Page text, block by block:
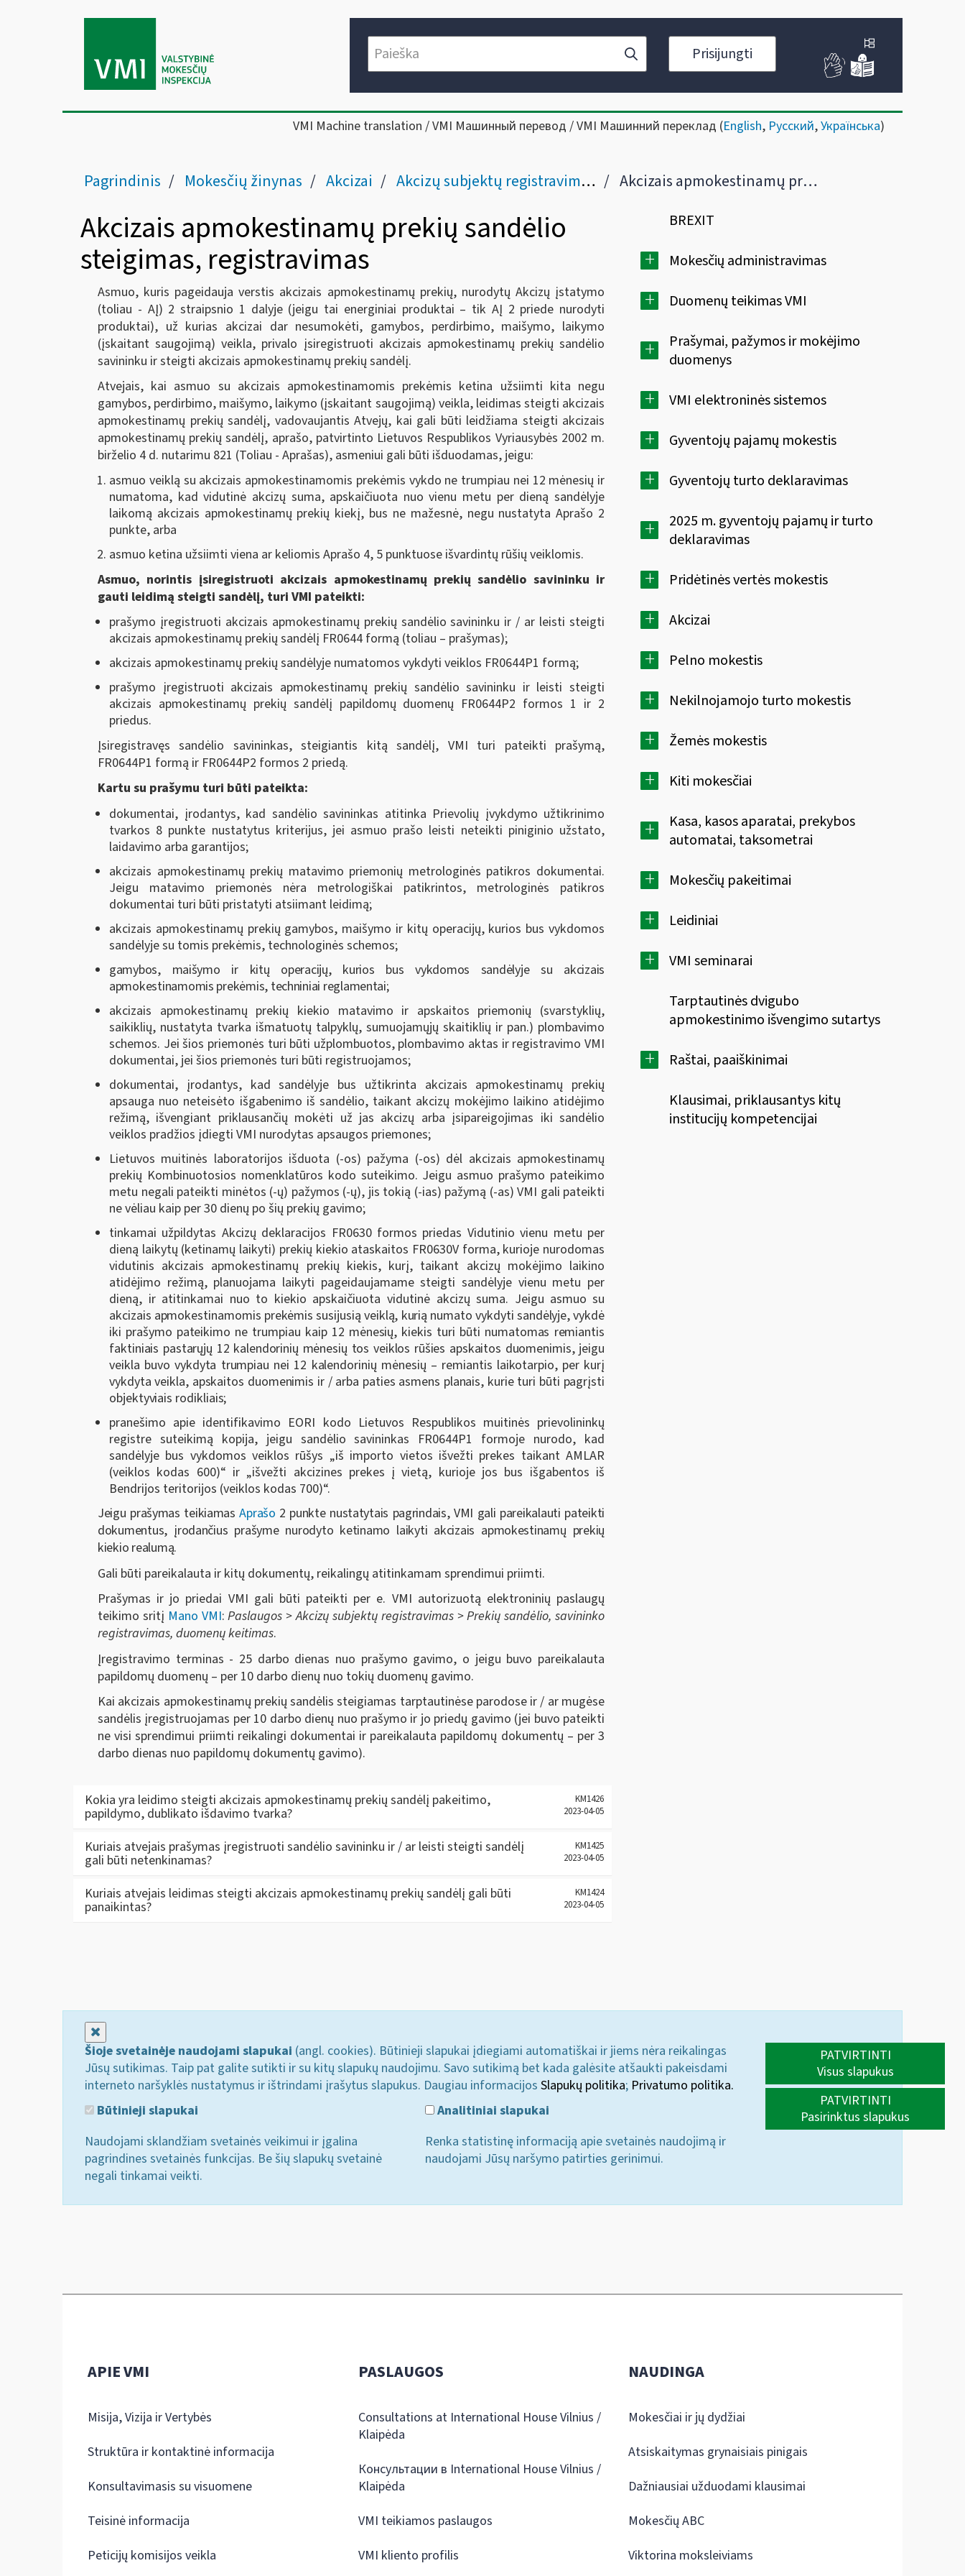
Prisijungti
VMI Machine translation / VMI Машинный перевод / VMI Машинний переклад (English, Русский,Українська)
Pagrindinis Mokesčių žinynas Akcizai Akcizų subjektų registravimas (Taikomas AMLAR) Akcizais apmokestinamų prekių sandėlio steigimas, registravimas
BREXIT
+ Mokesčių administravimas
+ Duomenų teikimas VMI
+
Prašymai, pažymos ir mokėjimo
duomenys
+ VMI elektroninės sistemos
+ Gyventojų pajamų mokestis
+ Gyventojų turto deklaravimas
+
2025 m. gyventojų pajamų ir turto
deklaravimas
+ Pridėtinės vertės mokestis
+ Akcizai
+ Pelno mokestis
+ Nekilnojamojo turto mokestis
+ Žemės mokestis
+ Kiti mokesčiai
+
Kasa, kasos aparatai, prekybos
automatai, taksometrai
+ Mokesčių pakeitimai
+ Leidiniai
+
VMI seminarai
Tarptautinės dvigubo
apmokestinimo išvengimo sutartys
+
Raštai, paaiškinimai
Klausimai, priklausantys kitų
institucijų kompetencijai
Akcizais apmokestinamų prekių sandėlio
steigimas, registravimas
Asmuo, kuris pageidauja verstis akcizais apmokestinamų prekių, nurodytų Akcizų įstatymo
(toliau - AĮ) 2 straipsnio 1 dalyje (jeigu tai energiniai produktai – tik AĮ 2 priede nurodyti
produktai), už kurias akcizai dar nesumokėti, gamybos, perdirbimo, maišymo, laikymo
(įskaitant saugojimą) veikla, privalo įsiregistruoti akcizais apmokestinamų prekių sandėlio
savininku ir steigti akcizais apmokestinamų prekių sandėlį.
Atvejais, kai asmuo su akcizais apmokestinamomis prekėmis ketina užsiimti kita negu
gamybos, perdirbimo, maišymo, laikymo (įskaitant saugojimą) veikla, leidimas steigti akcizais
apmokestinamų prekių sandėlį, vadovaujantis Atvejų, kai gali būti leidžiama steigti akcizais
apmokestinamų prekių sandėlį, aprašo, patvirtinto Lietuvos Respublikos Vyriausybės 2002 m.
birželio 4 d. nutarimu 821 (Toliau - Aprašas), asmeniui gali būti išduodamas, jeigu:
asmuo veiklą su akcizais apmokestinamomis prekėmis vykdo ne trumpiau nei 12 mėnesių ir
numatoma, kad vidutinė akcizų suma, apskaičiuota nuo vienu metu per dieną sandėlyje
laikomą akcizais apmokestinamų prekių kiekį, bus ne mažesnė, negu nustatyta Aprašo 2
punkte, arba
asmuo ketina užsiimti viena ar keliomis Aprašo 4, 5 punktuose išvardintų rūšių veiklomis.
Asmuo, norintis įsiregistruoti akcizais apmokestinamų prekių sandėlio savininku ir
gauti leidimą steigti sandėlį, turi VMI pateikti:
prašymo įregistruoti akcizais apmokestinamų prekių sandėlio savininku ir / ar leisti steigti
akcizais apmokestinamų prekių sandėlį FR0644 formą (toliau – prašymas);
akcizais apmokestinamų prekių sandėlyje numatomos vykdyti veiklos FR0644P1 formą;
prašymo įregistruoti akcizais apmokestinamų prekių sandėlio savininku ir leisti steigti
akcizais apmokestinamų prekių sandėlį papildomų duomenų FR0644P2 formos 1 ir 2
priedus.
Įsiregistravęs sandėlio savininkas, steigiantis kitą sandėlį, VMI turi pateikti prašymą,
FR0644P1 formą ir FR0644P2 formos 2 priedą.
Kartu su prašymu turi būti pateikta:
dokumentai, įrodantys, kad sandėlio savininkas atitinka Prievolių įvykdymo užtikrinimo
tvarkos 8 punkte nustatytus kriterijus, jei asmuo prašo leisti neteikti piniginio užstato,
laidavimo arba garantijos;
akcizais apmokestinamų prekių matavimo priemonių metrologinės patikros dokumentai.
Jeigu matavimo priemonės nėra metrologiškai patikrintos, metrologinės patikros
dokumentai turi būti pristatyti atsiimant leidimą;
akcizais apmokestinamų prekių gamybos, maišymo ir kitų operacijų, kurios bus vykdomos
sandėlyje su tomis prekėmis, technologinės schemos;
gamybos, maišymo ir kitų operacijų, kurios bus vykdomos sandėlyje su akcizais
apmokestinamomis prekėmis, techniniai reglamentai;
akcizais apmokestinamų prekių kiekio matavimo ir apskaitos priemonių (svarstyklių,
saikiklių, nustatyta tvarka išmatuotų talpyklų, sumuojamųjų skaitiklių ir pan.) plombavimo
schemos. Jei šios priemonės turi būti užplombuotos, plombavimo aktas ir registravimo VMI
dokumentai, jei šios priemonės turi būti registruojamos;
dokumentai, įrodantys, kad sandėlyje bus užtikrinta akcizais apmokestinamų prekių
apsauga nuo neteisėto išgabenimo iš sandėlio, taikant akcizų mokėjimo laikino atidėjimo
režimą, išvengiant priklausančių mokėti už jas akcizų arba įsipareigojimas iki sandėlio
veiklos pradžios įdiegti VMI nurodytas apsaugos priemones;
Lietuvos muitinės laboratorijos išduota (-os) pažyma (-os) dėl akcizais apmokestinamų
prekių Kombinuotosios nomenklatūros kodo suteikimo. Jeigu asmuo prašymo pateikimo
metu negali pateikti minėtos (-ų) pažymos (-ų), jis tokią (-ias) pažymą (-as) VMI gali pateikti
ne vėliau kaip per 30 dienų po šių prekių gavimo;
tinkamai užpildytas Akcizų deklaracijos FR0630 formos priedas Vidutinio vienu metu per
dieną laikytų (ketinamų laikyti) prekių kiekio ataskaitos FR0630V forma, kurioje nurodomas
vidutinis akcizais apmokestinamų prekių kiekis, kurį, taikant akcizų mokėjimo laikino
atidėjimo režimą, planuojama laikyti pageidaujamame steigti sandėlyje vienu metu per
dieną, ir atitinkamai nuo to kiekio apskaičiuota vidutinė akcizų suma. Jeigu asmuo su
akcizais apmokestinamomis prekėmis susijusią veiklą, kurią numato vykdyti sandėlyje, vykdė
iki prašymo pateikimo ne trumpiau kaip 12 mėnesių, kiekis turi būti numatomas remiantis
faktiniais pastarųjų 12 kalendorinių mėnesių tos veiklos rūšies apskaitos duomenimis, jeigu
veikla buvo vykdyta trumpiau nei 12 kalendorinių mėnesių – remiantis laikotarpio, per kurį
vykdyta veikla, apskaitos duomenimis ir / arba paties asmens planais, kurie turi būti pagrįsti
objektyviais rodikliais;
pranešimo apie identifikavimo EORI kodo Lietuvos Respublikos muitinės prievolininkų
registre suteikimą kopija, jeigu sandėlio savininkas FR0644P1 formoje nurodo, kad
sandėlyje bus vykdomos veiklos rūšys „iš importo vietos išvežti prekes taikant AMLAR
(veiklos kodas 600)“ ir „išvežti akcizines prekes į vietą, kurioje jos bus išgabentos iš
Bendrijos teritorijos (veiklos kodas 700)“.
Jeigu prašymas teikiamasAprašo 2 punkte nustatytais pagrindais, VMI gali pareikalauti pateikti
dokumentus, įrodančius prašyme nurodyto ketinamo laikyti akcizais apmokestinamų prekių
kiekio realumą.
Gali būti pareikalauta ir kitų dokumentų, reikalingų atitinkamam sprendimui priimti.
Prašymas ir jo priedai VMI gali būti pateikti per e. VMI autorizuotą elektroninių paslaugų
teikimo sritį Mano VMI:Paslaugos > Akcizų subjektų registravimas > Prekių sandėlio, savininko
registravimas, duomenų keitimas.
Įregistravimo terminas - 25 darbo dienas nuo prašymo gavimo, o jeigu buvo pareikalauta
papildomų duomenų – per 10 darbo dienų nuo tokių duomenų gavimo.
Kai akcizais apmokestinamų prekiųsandėlis steigiamas tarptautinėse parodose ir / ar mugėse
sandėlis įregistruojamas per 10 darbo dienų nuo prašymo ir jo priedų gavimo (jei buvo pateikti
ne visi sprendimui priimti reikalingi dokumentai ir pareikalauta papildomų dokumentų – per 3
darbo dienas nuo papildomų dokumentų gavimo).
Kokia yra leidimo steigti akcizais apmokestinamų prekių sandėlį pakeitimo,
papildymo, dublikato išdavimo tvarka?
KM1426
2023-04-05
Kuriais atvejais prašymas įregistruoti sandėlio savininku ir / ar leisti steigti sandėlį
gali būti netenkinamas?
KM1425
2023-04-05
Kuriais atvejais leidimas steigti akcizais apmokestinamų prekių sandėlį gali būti
panaikintas?
KM1424
2023-04-05
Šioje svetainėje naudojami slapukai (angl. cookies). Būtinieji slapukai įdiegiami automatiškai ir jiems nėra reikalingas
Jūsų sutikimas. Taip pat galite sutikti ir su kitų slapukų naudojimu. Savo sutikimą bet kada galėsite atšaukti pakeisdami
interneto naršyklės nustatymus ir ištrindami įrašytus slapukus. Daugiau informacijos Slapukų politika; Privatumo politika.
Būtinieji slapukai
Naudojami sklandžiam svetainės veikimui ir įgalina
pagrindines svetainės funkcijas. Be šių slapukų svetainė
negali tinkamai veikti.
Analitiniai slapukai
Renka statistinę informaciją apie svetainės naudojimą ir
naudojami Jūsų naršymo patirties gerinimui.
PATVIRTINTI
Visus slapukus
PATVIRTINTI
Pasirinktus slapukus
APIE VMI
Misija, Vizija ir Vertybės
Struktūra ir kontaktinė informacija
Konsultavimasis su visuomene
Teisinė informacija
Peticijų komisijos veikla
PASLAUGOS
Consultations at International House Vilnius /
Klaipėda
Консультации в International House Vilnius /
Klaipėda
VMI teikiamos paslaugos
VMI kliento profilis
NAUDINGA
Mokesčiai ir jų dydžiai
Atsiskaitymas grynaisiais pinigais
Dažniausiai užduodami klausimai
Mokesčių ABC
Viktorina moksleiviams